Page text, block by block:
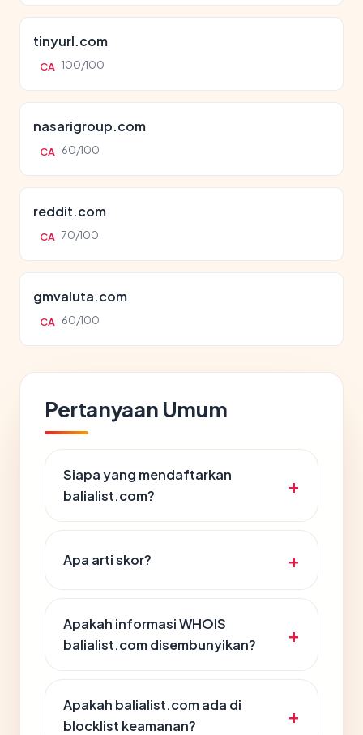
tinyurl.com
CA 100/100
nasarigroup.com
CA 60/100
reddit.com
CA 70/100
gmvaluta.com
CA 60/100
Pertanyaan Umum
Siapa yang mendaftarkan
balialist.com?
Apa arti skor?
Apakah informasi WHOIS
balialist.com disembunyikan?
Apakah balialist.com ada di
blocklist keamanan?